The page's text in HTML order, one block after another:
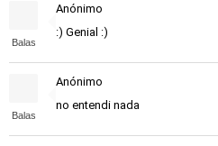
Balas
Anónimo
:) Genial :)
Balas
Anónimo
no entendi nada